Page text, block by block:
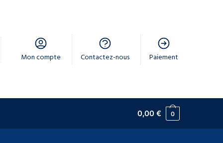
Mon compte Contactez-nous Paiement
0,00€ 0